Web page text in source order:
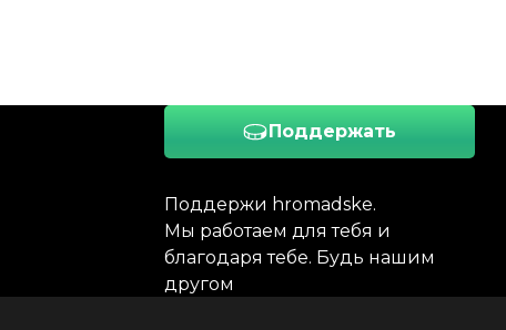
Поддержать
Поддержи hromadske.
Мы работаем для тебя и
благодаря тебе. Будь нашим
другом